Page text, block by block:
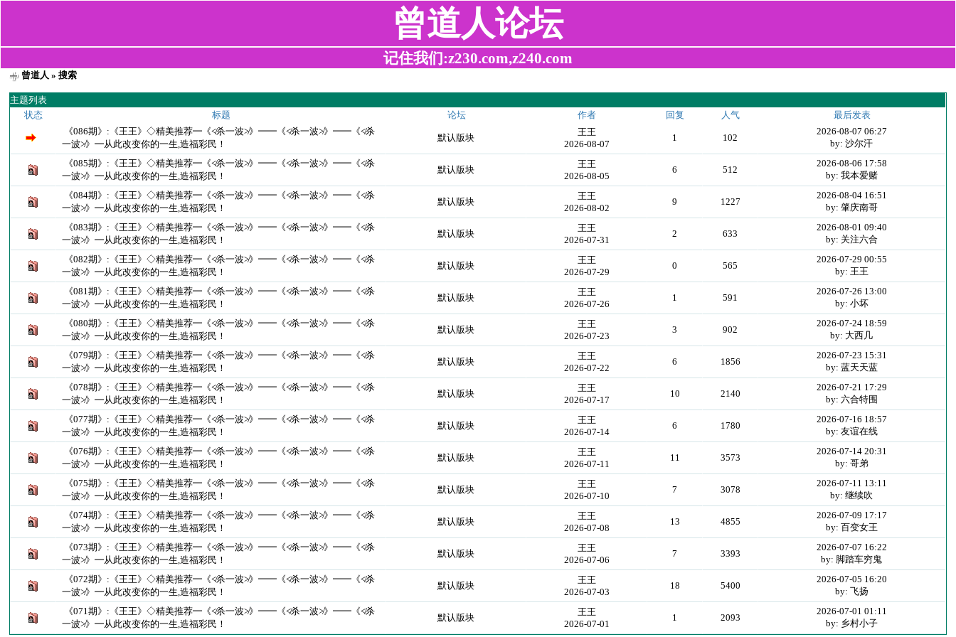
曾道人论坛
记住我们:z230.com,z240.com
曾道人 » 搜索
主题列表
状态
标题 论坛 作者 回复 人气
最后发表
《086期》:《王王》◇精美推荐━《≮杀一波≯》━━《≮杀一波≯》━━《≮杀
一波≯》━从此改变你的一生,造福彩民！
默认版块
王王
2026-08-07
1 102
2026-08-07 06:27
by: 沙尔汗
《085期》:《王王》◇精美推荐━《≮杀一波≯》━━《≮杀一波≯》━━《≮杀
一波≯》━从此改变你的一生,造福彩民！
默认版块
王王
2026-08-05
6 512
2026-08-06 17:58
by: 我本爱赌
《084期》:《王王》◇精美推荐━《≮杀一波≯》━━《≮杀一波≯》━━《≮杀
一波≯》━从此改变你的一生,造福彩民！
默认版块
王王
2026-08-02
9 1227
2026-08-04 16:51
by: 肇庆南哥
《083期》:《王王》◇精美推荐━《≮杀一波≯》━━《≮杀一波≯》━━《≮杀
一波≯》━从此改变你的一生,造福彩民！
默认版块
王王
2026-07-31
2 633
2026-08-01 09:40
by: 关注六合
《082期》:《王王》◇精美推荐━《≮杀一波≯》━━《≮杀一波≯》━━《≮杀
一波≯》━从此改变你的一生,造福彩民！
默认版块
王王
2026-07-29
0 565
2026-07-29 00:55
by: 王王
《081期》:《王王》◇精美推荐━《≮杀一波≯》━━《≮杀一波≯》━━《≮杀
一波≯》━从此改变你的一生,造福彩民！
默认版块
王王
2026-07-26
1 591
2026-07-26 13:00
by: 小坏
《080期》:《王王》◇精美推荐━《≮杀一波≯》━━《≮杀一波≯》━━《≮杀
一波≯》━从此改变你的一生,造福彩民！
默认版块
王王
2026-07-23
3 902
2026-07-24 18:59
by: 大西几
《079期》:《王王》◇精美推荐━《≮杀一波≯》━━《≮杀一波≯》━━《≮杀
一波≯》━从此改变你的一生,造福彩民！
默认版块
王王
2026-07-22
6 1856
2026-07-23 15:31
by: 蓝天天蓝
《078期》:《王王》◇精美推荐━《≮杀一波≯》━━《≮杀一波≯》━━《≮杀
一波≯》━从此改变你的一生,造福彩民！
默认版块
王王
2026-07-17
10 2140
2026-07-21 17:29
by: 六合特围
《077期》:《王王》◇精美推荐━《≮杀一波≯》━━《≮杀一波≯》━━《≮杀
一波≯》━从此改变你的一生,造福彩民！
默认版块
王王
2026-07-14
6 1780
2026-07-16 18:57
by: 友谊在线
《076期》:《王王》◇精美推荐━《≮杀一波≯》━━《≮杀一波≯》━━《≮杀
一波≯》━从此改变你的一生,造福彩民！
默认版块
王王
2026-07-11
11 3573
2026-07-14 20:31
by: 哥弟
《075期》:《王王》◇精美推荐━《≮杀一波≯》━━《≮杀一波≯》━━《≮杀
一波≯》━从此改变你的一生,造福彩民！
默认版块
王王
2026-07-10
7 3078
2026-07-11 13:11
by: 继续吹
《074期》:《王王》◇精美推荐━《≮杀一波≯》━━《≮杀一波≯》━━《≮杀
一波≯》━从此改变你的一生,造福彩民！
默认版块
王王
2026-07-08
13 4855
2026-07-09 17:17
by: 百变女王
《073期》:《王王》◇精美推荐━《≮杀一波≯》━━《≮杀一波≯》━━《≮杀
一波≯》━从此改变你的一生,造福彩民！
默认版块
王王
2026-07-06
7 3393
2026-07-07 16:22
by: 脚踏车穷鬼
《072期》:《王王》◇精美推荐━《≮杀一波≯》━━《≮杀一波≯》━━《≮杀
一波≯》━从此改变你的一生,造福彩民！
默认版块
王王
2026-07-03
18 5400
2026-07-05 16:20
by: 飞扬
《071期》:《王王》◇精美推荐━《≮杀一波≯》━━《≮杀一波≯》━━《≮杀
一波≯》━从此改变你的一生,造福彩民！
默认版块
王王
2026-07-01
1 2093
2026-07-01 01:11
by: 乡村小子